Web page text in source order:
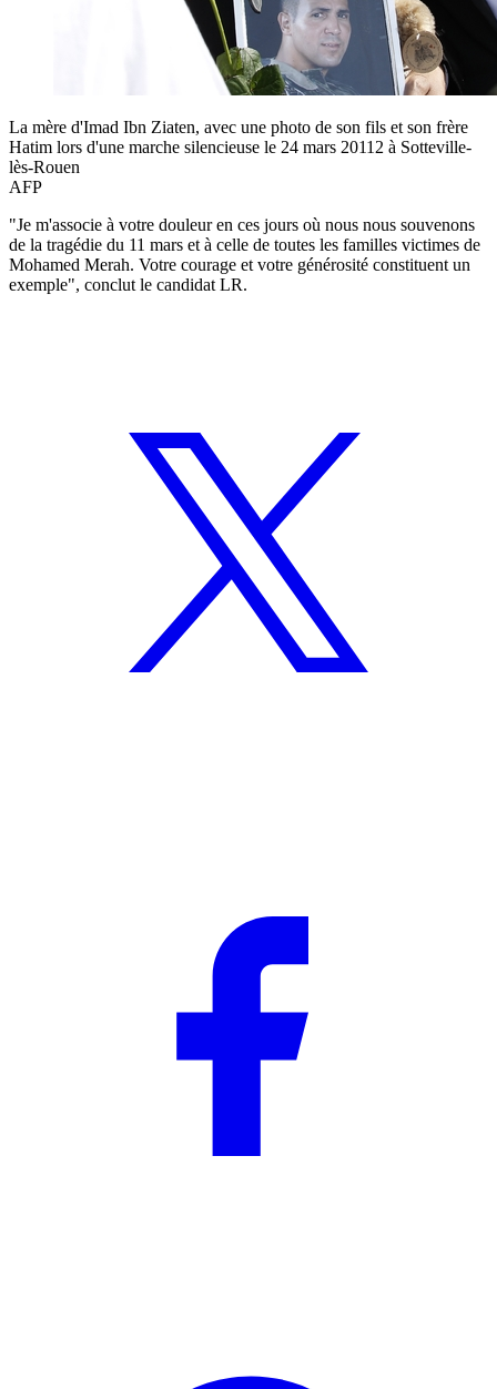
La mère d'Imad Ibn Ziaten, avec une photo de son fils et son frère
Hatim lors d'une marche silencieuse le 24 mars 20112 à Sotteville-
lès-Rouen
AFP
"Je m'associe à votre douleur en ces jours où nous nous souvenons
de la tragédie du 11 mars et à celle de toutes les familles victimes de
Mohamed Merah. Votre courage et votre générosité constituent un
exemple", conclut le candidat LR.